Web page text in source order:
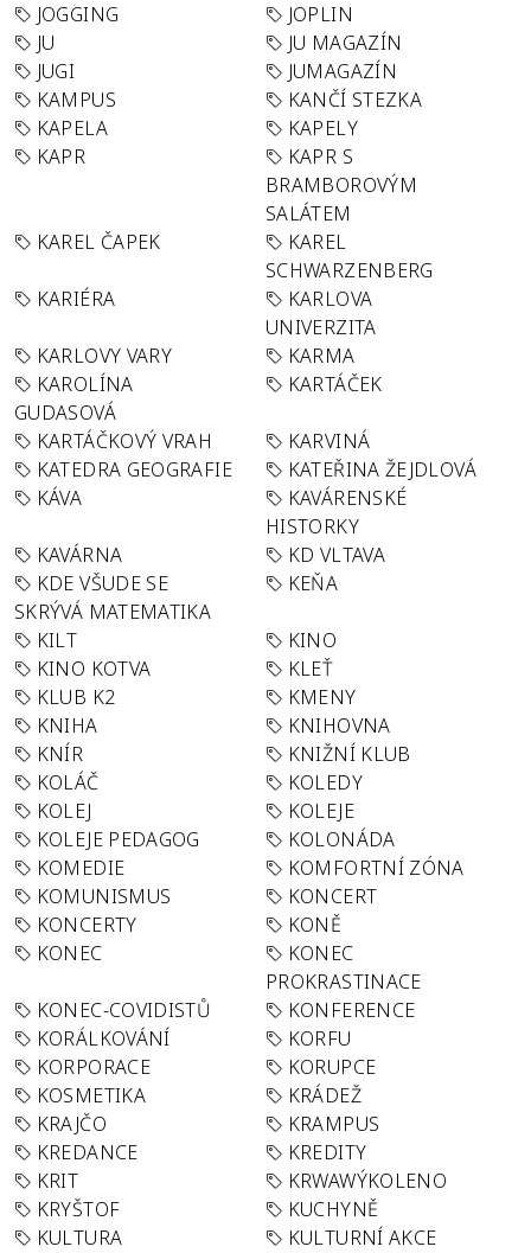
JOGGING
JOPLIN
JU
JU MAGAZÍN
JUGI
JUMAGAZÍN
KAMPUS
KANČÍ STEZKA
KAPELA
KAPELY
KAPR
KAPR S
BRAMBOROVÝM
SALÁTEM
KAREL ČAPEK
KAREL
SCHWARZENBERG
KARIÉRA
KARLOVA
UNIVERZITA
KARLOVY VARY
KARMA
KAROLÍNA
GUDASOVÁ
KARTÁČEK
KARTÁČKOVÝ VRAH
KARVINÁ
KATEDRA GEOGRAFIE
KATEŘINA ŽEJDLOVÁ
KÁVA
KAVÁRENSKÉ
HISTORKY
KAVÁRNA
KD VLTAVA
KDE VŠUDE SE
SKRÝVÁ MATEMATIKA
KEŇA
KILT
KINO
KINO KOTVA
KLEŤ
KLUB K2
KMENY
KNIHA
KNIHOVNA
KNÍR
KNIŽNÍ KLUB
KOLÁČ
KOLEDY
KOLEJ
KOLEJE
KOLEJE PEDAGOG
KOLONÁDA
KOMEDIE
KOMFORTNÍ ZÓNA
KOMUNISMUS
KONCERT
KONCERTY
KONĚ
KONEC
KONEC
PROKRASTINACE
KONEC-COVIDISTŮ
KONFERENCE
KORÁLKOVÁNÍ
KORFU
KORPORACE
KORUPCE
KOSMETIKA
KRÁDEŽ
KRAJČO
KRAMPUS
KREDANCE
KREDITY
KRIT
KRWAWÝKOLENO
KRYŠTOF
KUCHYNĚ
KULTURA
KULTURNÍ AKCE